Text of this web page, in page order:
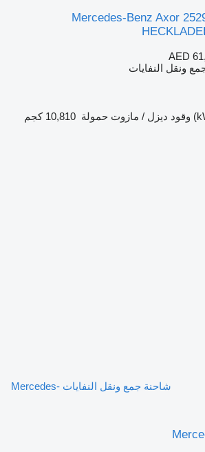
Mercedes-Benz Axor
AED
ونقل النفايات
وقود ديزل / مازوت حمولة 10,810 كجم
شاحنة جمع ونقل النفايات Mercedes-